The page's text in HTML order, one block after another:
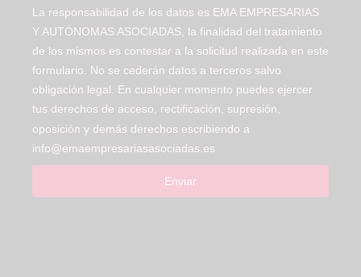
La responsabilidad de los datos es EMA EMPRESARIAS
Y AUTÓNOMAS ASOCIADAS, la finalidad del tratamiento
de los mismos es contestar a la solicitud realizada en este
formulario. No se cederán datos a terceros salvo
obligación legal. En cualquier momento puedes ejercer
tus derechos de acceso, rectificación, supresión,
oposición y demás derechos escribiendo a
info@emaempresariasasociadas.es
Enviar